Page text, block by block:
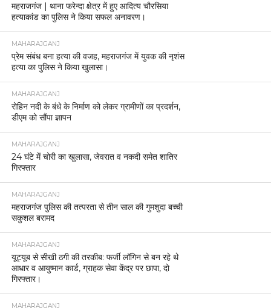
महराजगंज | थाना फरेन्दा क्षेत्र में हुए आदित्य चौरसिया
हत्याकांड का पुलिस ने किया सफल अनावरण।
MAHARAJGANJ
प्रेम संबंध बना हत्या की वजह, महराजगंज में युवक की नृशंस
हत्या का पुलिस ने किया खुलासा।
MAHARAJGANJ
रोहिन नदी के बंधे के निर्माण को लेकर ग्रामीणों का प्रदर्शन,
डीएम को सौंपा ज्ञापन
MAHARAJGANJ
24 घंटे में चोरी का खुलासा, जेवरात व नकदी समेत शातिर
गिरफ्तार
MAHARAJGANJ
महराजगंज पुलिस की तत्परता से तीन साल की गुमशुदा बच्ची
सकुशल बरामद
MAHARAJGANJ
यूट्यूब से सीखी ठगी की तरकीब: फर्जी लॉगिन से बन रहे थे
आधार व आयुष्मान कार्ड, ग्राहक सेवा केंद्र पर छापा, दो
गिरफ्तार।
MAHARAJGANJ